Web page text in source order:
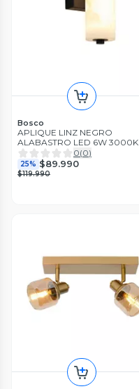
Bosco
APLIQUE LINZ NEGRO
ALABASTRO LED 6W 3000K
0(0)
25% $89.990
$119.990